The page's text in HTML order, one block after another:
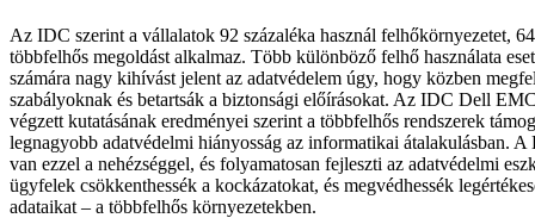
Az IDC szerint a vállalatok 92 százaléka használ felhőkörnyezetet,
többfelhős megoldást alkalmaz. Több különböző felhő használata
számára nagy kihívást jelent az adatvédelem úgy, hogy közben
szabályoknak és betartsák a biztonsági előírásokat. Az IDC Dell
végzett kutatásának eredményei szerint a többfelhős rendszerek
legnagyobb adatvédelmi hiányosság az informatikai átalakulásban.
van ezzel a nehézséggel, és folyamatosan fejleszti az adatvédelmi
ügyfelek csökkenthessék a kockázatokat, és megvédhessék
adataikat – a többfelhős környezetekben.